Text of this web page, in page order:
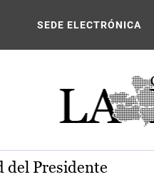
SEDE ELECTRÓNICA
del Presidente